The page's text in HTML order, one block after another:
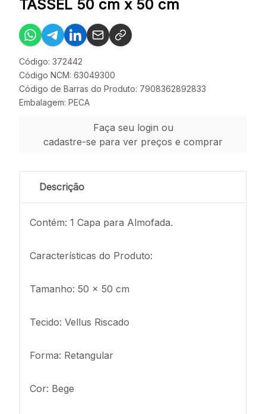
TASSEL 50 cm x 50 cm
Código: 372442
Código NCM: 63049300
Código de Barras do Produto: 7908362892833
Embalagem: PECA
Faça seu login ou
cadastre-se para ver preços e comprar
Descrição
Contém: 1 Capa para Almofada.
Características do Produto:
Tamanho: 50 x 50 cm
Tecido: Vellus Riscado
Forma: Retangular
Cor: Bege